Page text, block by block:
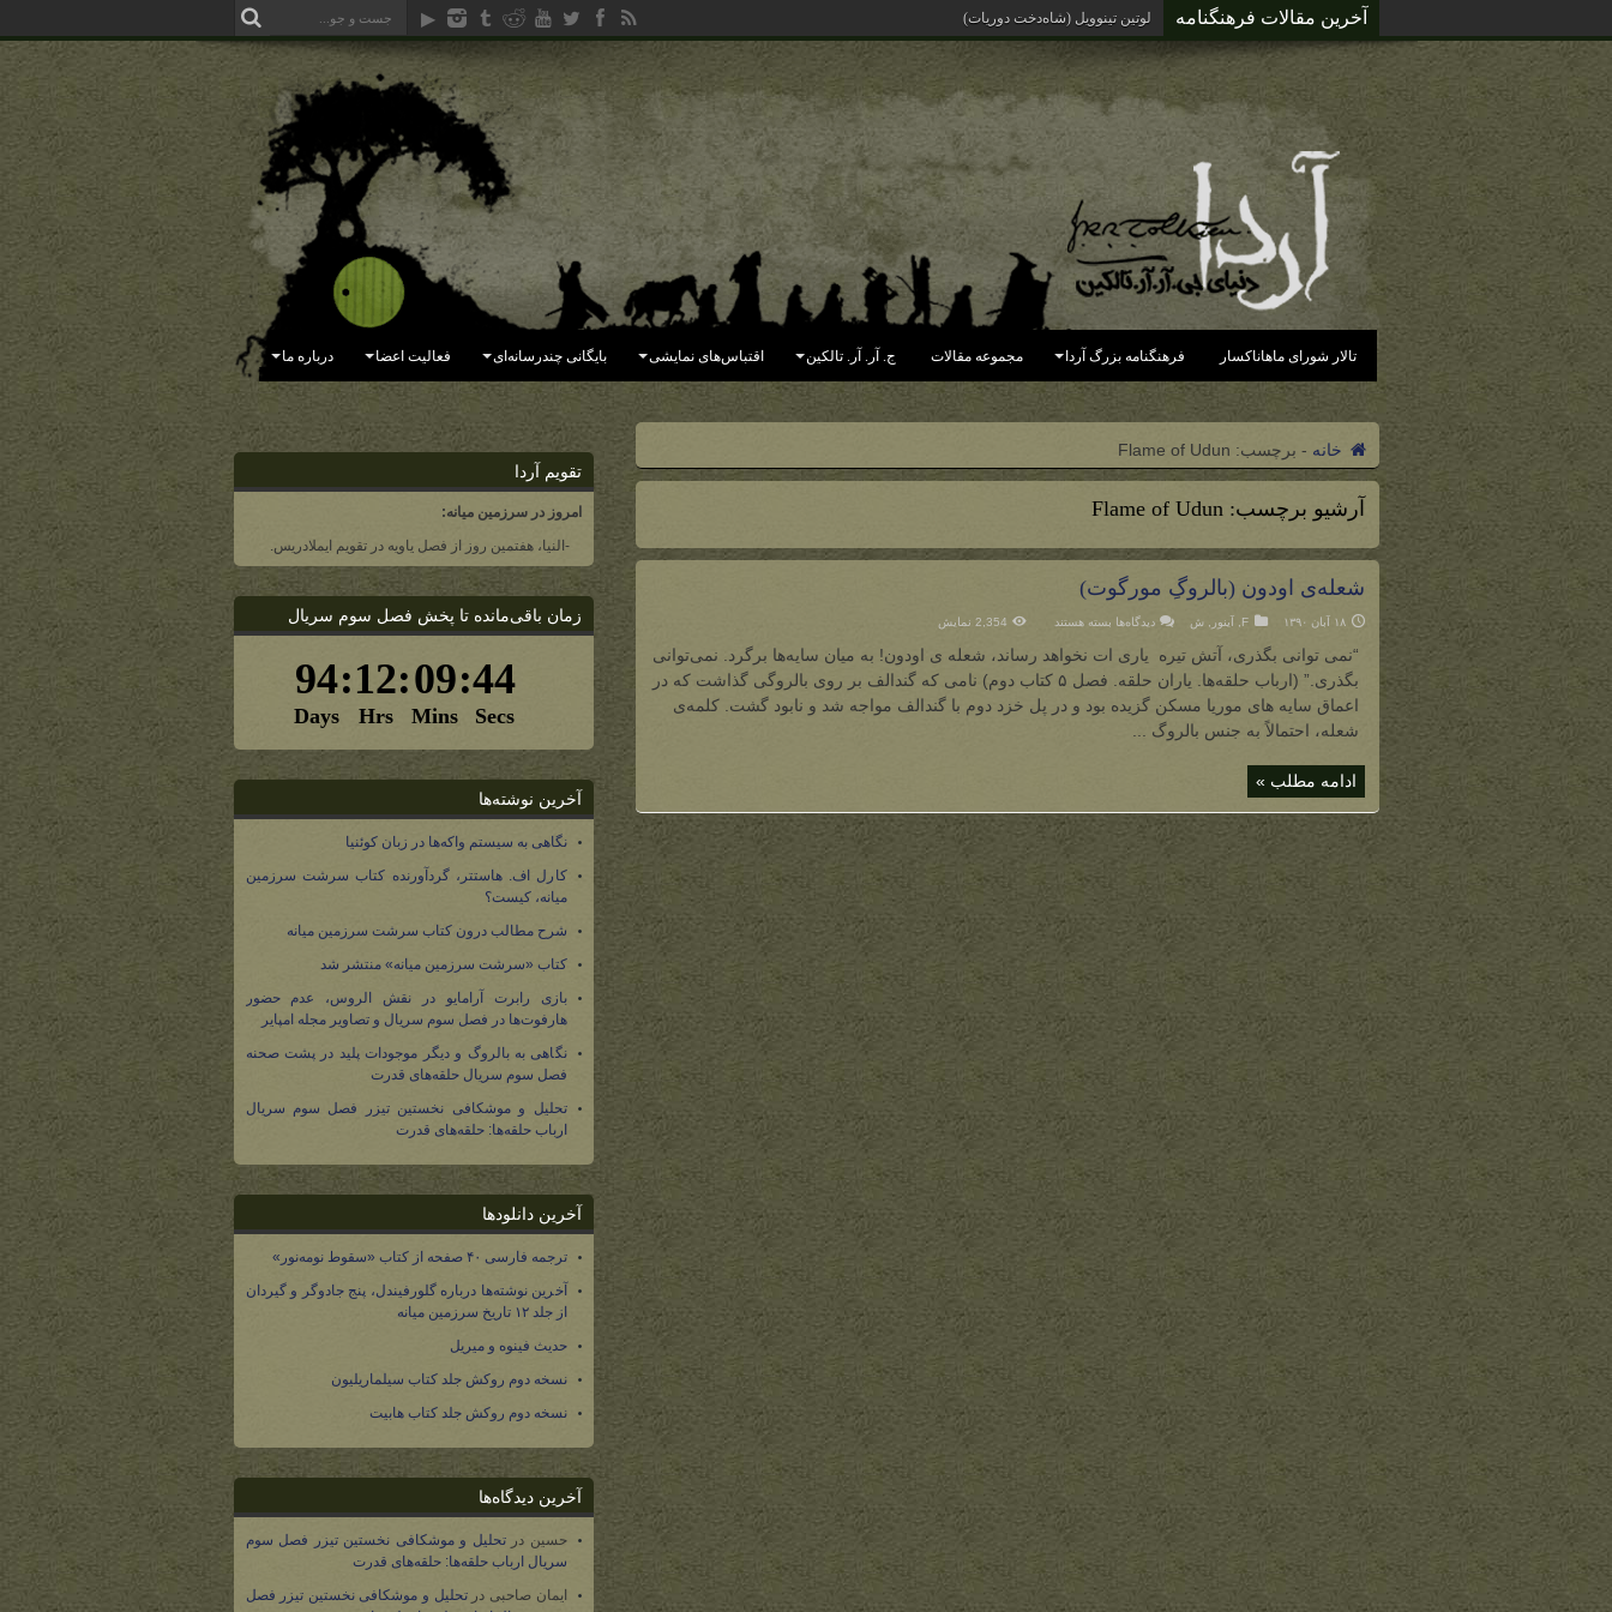
آخرین مقالات فرهنگنامه لوتین تینوویل (شاه‌دخت دوریات)
تالار شورای ماهاناکسار فرهنگنامه بزرگ آردا مجموعه مقالات ج. آر. آر. تالکین اقتباس‌های نمایشی بایگانی چندرسانه‌ای فعالیت اعضا درباره ما
خانه - برچسب: Flame of Udun
آرشیو برچسب:Flame of Udun
شعله‌ی اودون (بالروگِ مورگوت)
۱۸ آبان ۱۳۹۰ F آینور ,ش دیدگاه‌ها برای
اودون
(بالروگِ
مورگوت)
بسته هستند 2,354 نمایش
“نمی توانی بگذری، آتش تیره یاری ات نخواهد رساند، شعله ی اودون! به میان سایه‌ها برگرد. نمی‌توانی
بگذری.” (ارباب حلقه‌ها. یاران حلقه. فصل ۵ کتاب دوم) نامی که گندالف بر روی بالروگی گذاشت که در
اعماق سایه های موریا مسکن گزیده بود و در پل خزد دوم با گندالف مواجه شد و نابود گشت. کلمه‌ی
شعله، احتمالاً به جنس بالروگ ...
ادامه مطلب »
تقویم آردا
امروز در سرزمین میانه:
-النیا، هفتمین روز از فصل یاویه در تقویم ایملادریس.
زمان باقی‌مانده تا پخش فصل سوم سریال
آخرین نوشته‌ها
نگاهی به سیستم واکه‌ها در زبان کوئنیا
کارل اف. هاستتر، گردآورنده کتاب سرشت سرزمین
میانه، کیست؟
شرح مطالب درون کتاب سرشت سرزمین میانه
کتاب «سرشت سرزمین میانه» منتشر شد
بازی رابرت آرامایو در نقش الروس، عدم حضور
هارفوت‌ها در فصل سوم سریال و تصاویر مجله امپایر
نگاهی به بالروگ و دیگر موجودات پلید در پشت صحنه
فصل سوم سریال حلقه‌های قدرت
تحلیل و موشکافی نخستین تیزر فصل سوم سریال
ارباب حلقه‌ها: حلقه‌های قدرت
آخرین دانلودها
ترجمه فارسی ۴۰ صفحه از کتاب «سقوط نومه‌نور»
آخرین نوشته‌ها درباره گلورفیندل، پنج جادوگر و گیردان
از جلد ۱۲ تاریخ سرزمین میانه
حدیث فینوه و میریل
نسخه دوم روکش جلد کتاب سیلماریلیون
نسخه دوم روکش جلد کتاب هابیت
آخرین دیدگاه‌ها
حسین درتحلیل و موشکافی نخستین تیزر فصل سوم
سریال ارباب حلقه‌ها: حلقه‌های قدرت
ایمان صاحبی درتحلیل و موشکافی نخستین تیزر فصل